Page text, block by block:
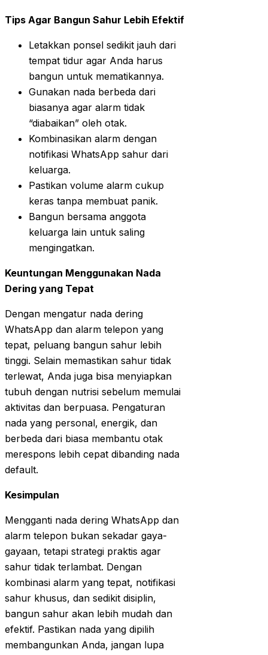
Tips Agar Bangun Sahur Lebih Efektif
Letakkan ponsel sedikit jauh dari
tempat tidur agar Anda harus
bangun untuk mematikannya.
Gunakan nada berbeda dari
biasanya agar alarm tidak
“diabaikan” oleh otak.
Kombinasikan alarm dengan
notifikasi WhatsApp sahur dari
keluarga.
Pastikan volume alarm cukup
keras tanpa membuat panik.
Bangun bersama anggota
keluarga lain untuk saling
mengingatkan.
Keuntungan Menggunakan Nada
Dering yang Tepat
Dengan mengatur nada dering
WhatsApp dan alarm telepon yang
tepat, peluang bangun sahur lebih
tinggi. Selain memastikan sahur tidak
terlewat, Anda juga bisa menyiapkan
tubuh dengan nutrisi sebelum memulai
aktivitas dan berpuasa. Pengaturan
nada yang personal, energik, dan
berbeda dari biasa membantu otak
merespons lebih cepat dibanding nada
default.
Kesimpulan
Mengganti nada dering WhatsApp dan
alarm telepon bukan sekadar gaya-
gayaan, tetapi strategi praktis agar
sahur tidak terlambat. Dengan
kombinasi alarm yang tepat, notifikasi
sahur khusus, dan sedikit disiplin,
bangun sahur akan lebih mudah dan
efektif. Pastikan nada yang dipilih
membangunkan Anda, jangan lupa